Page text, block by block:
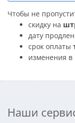
Чтобы не
скидку на
дату
срок оплаты
изменения в
Наши